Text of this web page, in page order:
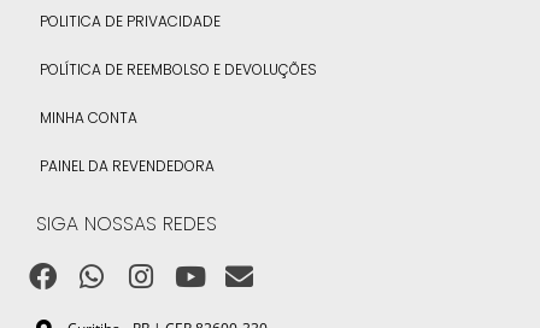
POLITICA DE PRIVACIDADE
POLÍTICA DE REEMBOLSO E DEVOLUÇÕES
MINHA CONTA
PAINEL DA REVENDEDORA
SIGA NOSSAS REDES